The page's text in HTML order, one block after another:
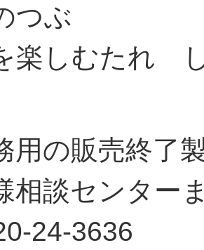
つぶ
楽しむたれ
用の販売終了
相談センター
24-3636